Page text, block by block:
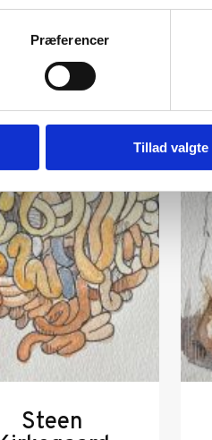
Præferencer
Tillad valgte
Steen